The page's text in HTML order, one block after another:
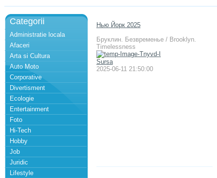
Categorii
Administratie locala
Afaceri
Arta si Cultura
Auto Moto
Corporative
Divertisment
Ecologie
Entertainment
Foto
Hi-Tech
Hobby
Job
Juridic
Lifestyle
Нью Йорк 2025
Бруклин. Безвременье / Brooklyn.
Timelessness
Sursa
2025-06-11 21:50:00